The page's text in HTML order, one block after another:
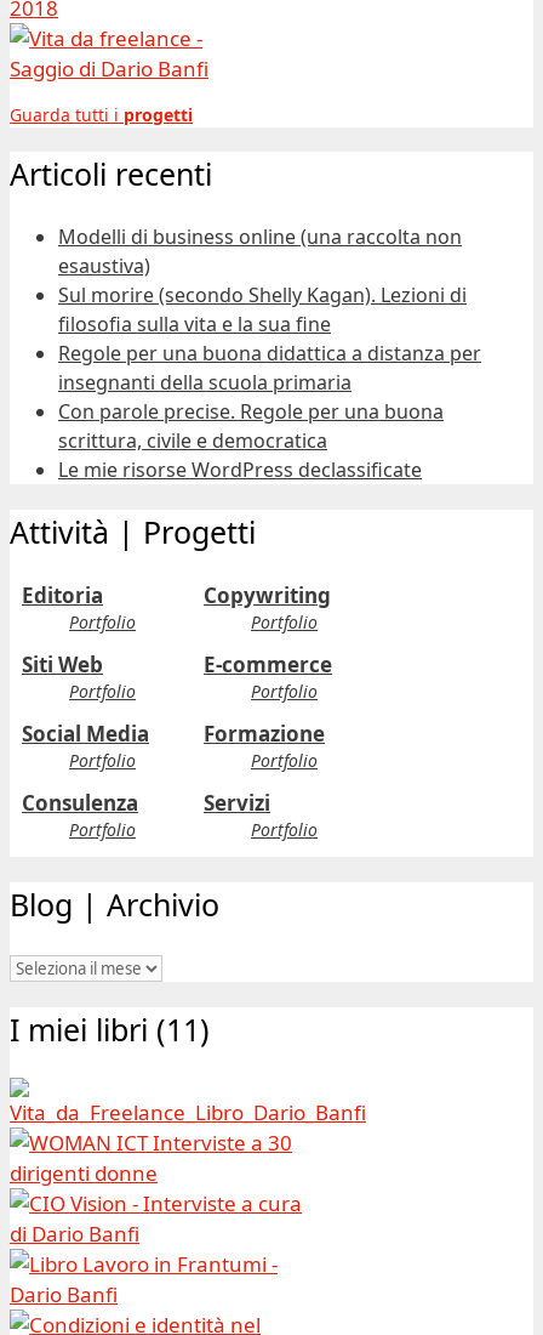
Guarda tutti i progetti
Articoli recenti
Modelli di business online (una raccolta non
esaustiva)
Sul morire (secondo Shelly Kagan). Lezioni di
filosofia sulla vita e la sua fine
Regole per una buona didattica a distanza per
insegnanti della scuola primaria
Con parole precise. Regole per una buona
scrittura, civile e democratica
Le mie risorse WordPress declassificate
Attività | Progetti
Editoria
Portfolio
Copywriting
Portfolio
Siti Web
Portfolio
E-commerce
Portfolio
Social Media
Portfolio
Formazione
Portfolio
Consulenza
Portfolio
Servizi
Portfolio
Blog | Archivio
Blog
Archivio
I miei libri (11)